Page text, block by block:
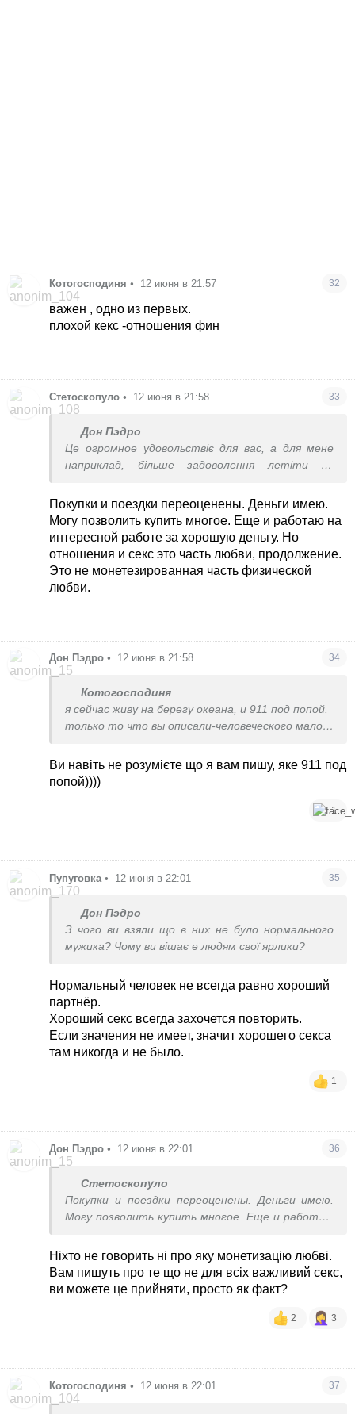
Котогосподиня • 12 июня в 21:57 32
важен , одно из первых.
плохой кекс -отношения фин
Стетоскопуло • 12 июня в 21:58 33
Дон Пэдро
Це огромное удовольствіє для вас, а для мене
наприклад, більше задоволення летіти по
Чи коли тобі дзвонить консультант шанел
запитати коли тобі буде зручніше приіхати в
бутік
Покупки и поездки переоценены. Деньги имею.
Могу позволить купить многое. Еще и работаю на
интересной работе за хорошую деньгу. Но
отношения и секс это часть любви, продолжение.
Это не монетезированная часть физической
любви.
Дон Пэдро • 12 июня в 21:58 34
Котогосподиня
я сейчас живу на берегу океана, и 911 под попой.
только то что вы описали-человеческого мало.
Ви навіть не розумієте що я вам пишу, яке 911 под
попой))))
1
Пупуговка • 12 июня в 22:01 35
Дон Пэдро
З чого ви взяли що в них не було нормального
мужика? Чому ви вішає е людям свої ярлики?
Нормальный человек не всегда равно хороший
партнёр.
Хороший секс всегда захочется повторить.
Если значения не имеет, значит хорошего секса
там никогда и не было.
1
Дон Пэдро • 12 июня в 22:01 36
Стетоскопуло
Покупки и поездки переоценены. Деньги имею.
Могу позволить купить многое. Еще и работаю
отношения и секс это часть любви,
продолжение. Это не монетезированная часть
физической любви.
Ніхто не говорить ні про яку монетизацію любві.
Вам пишуть про те що не для всіх важливий секс,
ви можете це прийняти, просто як факт?
2 3
Котогосподиня • 12 июня в 22:01 37